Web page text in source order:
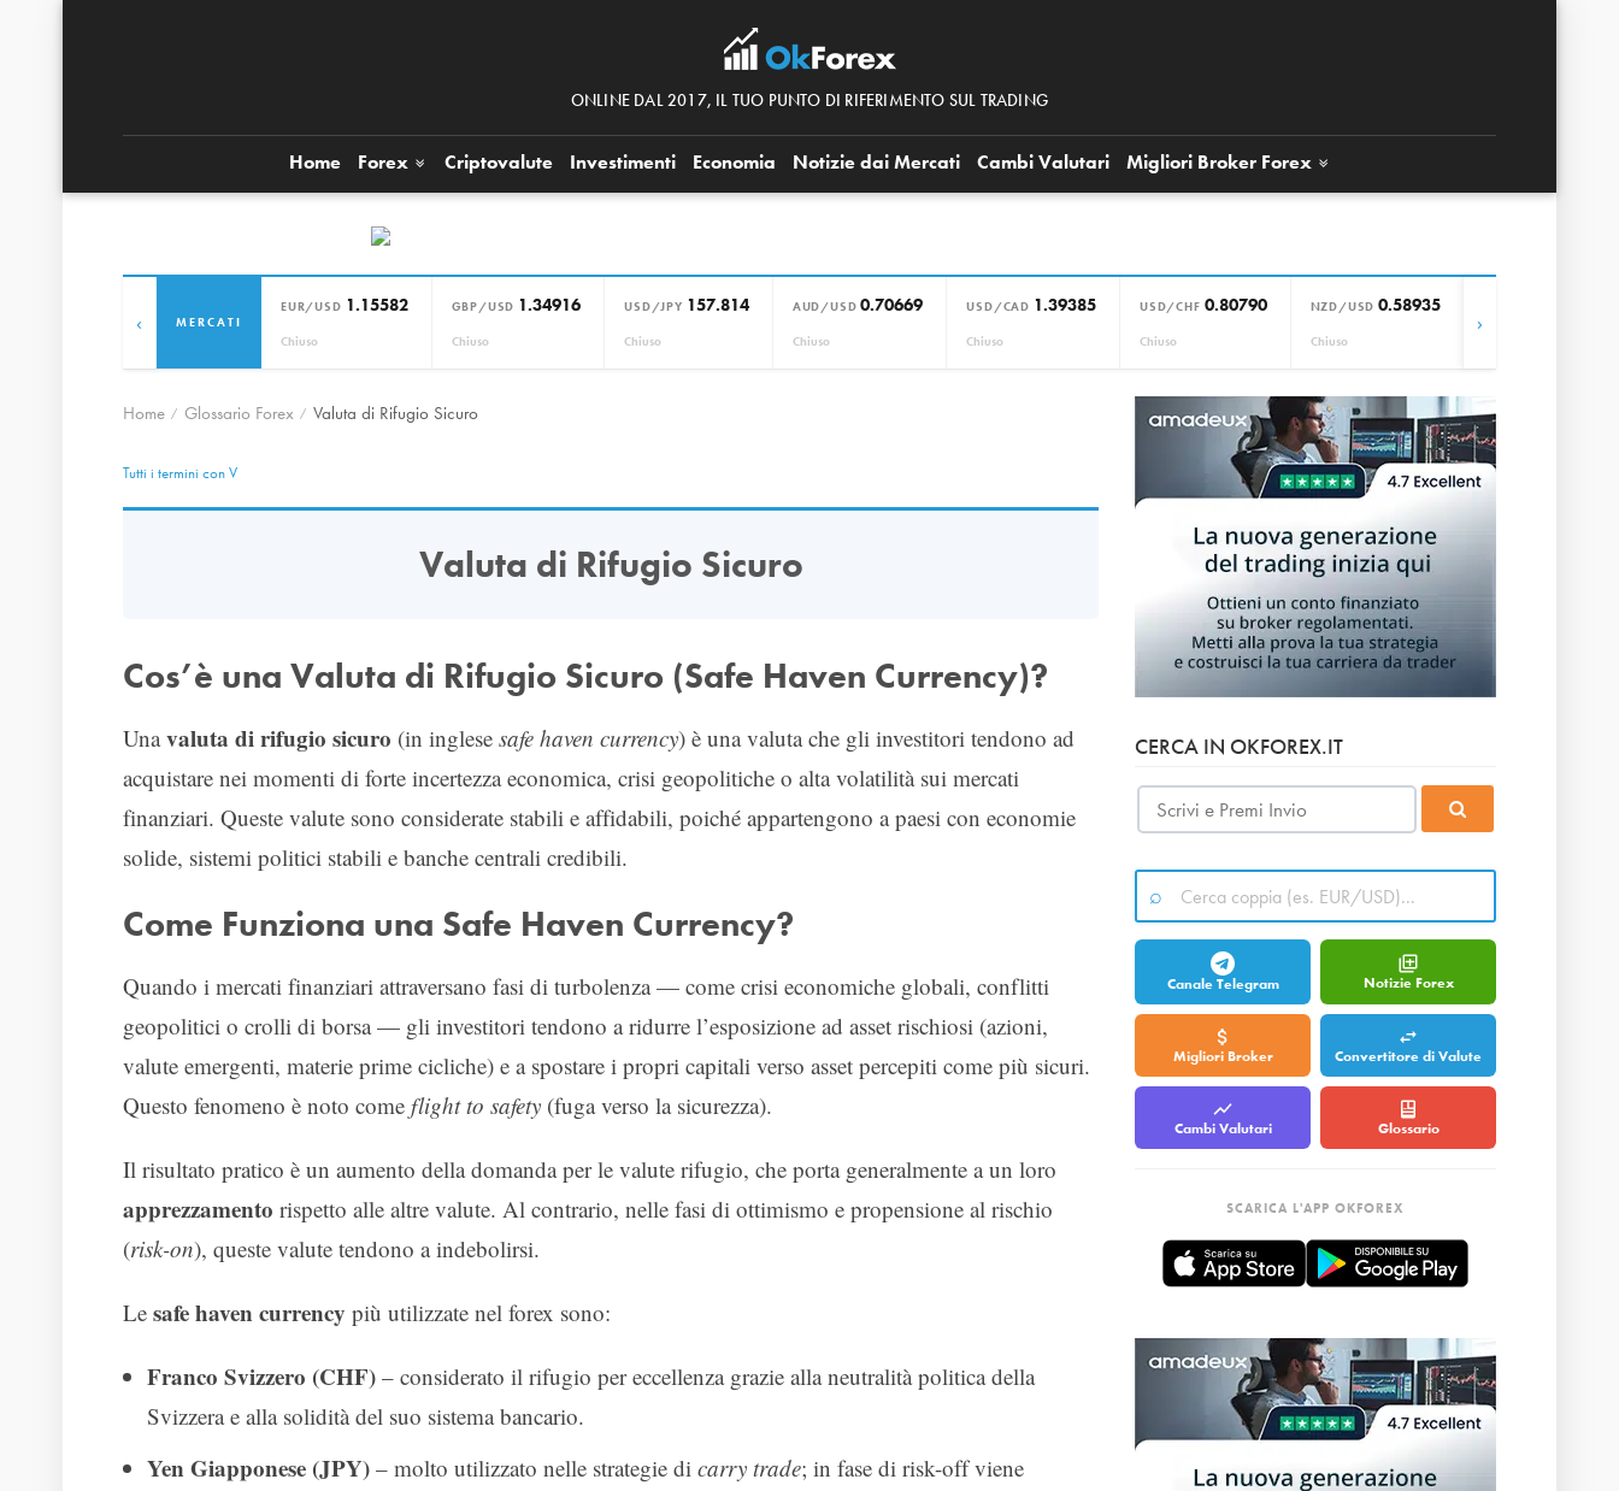
ONLINE DAL 2017, IL TUO PUNTO DI RIFERIMENTO SUL TRADING
Home Forex Criptovalute Investimenti Economia Notizie dai Mercati Cambi Valutari Migliori Broker Forex
MERCATI
EUR/USD 1.15582
Chiuso
GBP/USD 1.34916
Chiuso
USD/JPY 157.814
Chiuso
AUD/USD 0.70669
Chiuso
USD/CAD 1.39385
Chiuso
USD/CHF 0.80790
Chiuso
NZD/USD 0.58935
Chiuso
‹ ›
Home Glossario Forex Valuta di Rifugio Sicuro
Tutti i termini con V
Valuta di Rifugio Sicuro
Cos’è una Valuta di Rifugio Sicuro (Safe Haven Currency)?
Unavaluta di rifugio sicuro (in inglese safe haven currency) è una valuta che gli investitori tendono ad
acquistare nei momenti di forte incertezza economica, crisi geopolitiche o alta volatilità sui mercati
finanziari. Queste valute sono considerate stabili e affidabili, poiché appartengono a paesi con economie
solide, sistemi politici stabili e banche centrali credibili.
Come Funziona una Safe Haven Currency?
Quando i mercati finanziari attraversano fasi di turbolenza — come crisi economiche globali, conflitti
geopolitici o crolli di borsa — gli investitori tendono a ridurre l’esposizione ad asset rischiosi (azioni,
valute emergenti, materie prime cicliche) e a spostare i propri capitali verso asset percepiti come più sicuri.
Questo fenomeno è noto come flight to safety (fuga verso la sicurezza).
Il risultato pratico è un aumento della domanda per le valute rifugio, che porta generalmente a un loro
apprezzamento rispetto alle altre valute. Al contrario, nelle fasi di ottimismo e propensione al rischio
(risk-on), queste valute tendono a indebolirsi.
Le safe haven currency più utilizzate nel forex sono:
Franco Svizzero (CHF) – considerato il rifugio per eccellenza grazie alla neutralità politica della
Svizzera e alla solidità del suo sistema bancario.
Yen Giapponese (JPY) – molto utilizzato nelle strategie di carry trade; in fase di risk-off viene
CERCA IN OKFOREX.IT
Canale Telegram Notizie Forex
Migliori Broker Convertitore di Valute
Cambi Valutari Glossario
SCARICA L'APP OKFOREX